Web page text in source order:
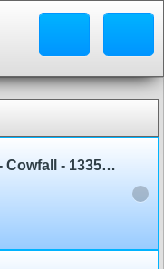
Kissen mit Aufdruck - Cowfall - 13350 - Dekor Kissen